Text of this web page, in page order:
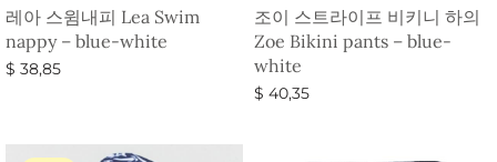
레아 스윔내피 Lea Swim
nappy – blue-white
$ 38,85
조이 스트라이프 비키니 하의
Zoe Bikini pants – blue-
white
$ 40,35